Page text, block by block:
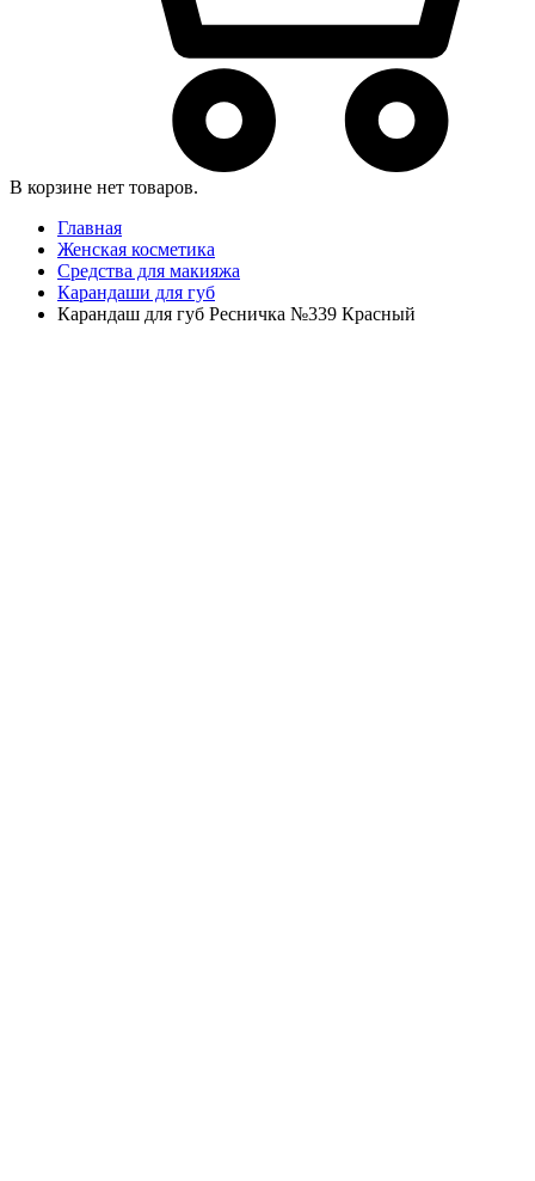
В корзине нет товаров.
Главная
Женская косметика
Средства для макияжа
Карандаши для губ
Карандаш для губ Ресничка №339 Красный